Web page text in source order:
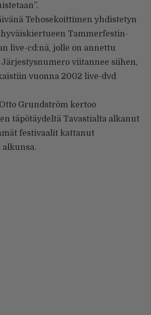
Tehosekoittimen yhdistetyn
Tammerfestin-
live-cd:nä, jolle on annettu
viitannee siihen,
vuonna 2002 live-dvd
Grundström kertoo
täpötäydeltä Tavastialta alkanut
festivaalit kattanut